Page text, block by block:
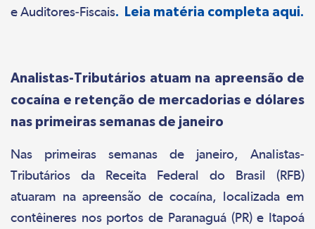
e Auditores-Fiscais. Leia matéria completa aqui.
Analistas-Tributários atuam na apreensão de
cocaína e retenção de mercadorias e dólares
nas primeiras semanas de janeiro
Nas primeiras semanas de janeiro, Analistas-
Tributários da Receita Federal do Brasil (RFB)
atuaram na apreensão de cocaína, localizada em
contêineres nos portos de Paranaguá (PR) e Itapoá